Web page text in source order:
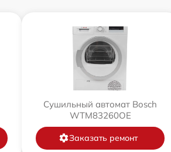
Сушильный автомат Bosch
WTM83260OE
Заказать ремонт